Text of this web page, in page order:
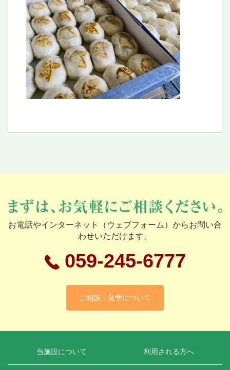
お電話やインターネット（ウェブフォーム）からお問い合
わせいただけます。
059-245-6777
ご相談・見学について
当施設について 利用される方へ